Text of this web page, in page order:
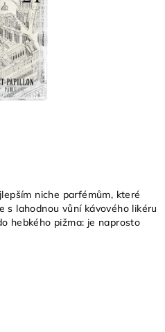
niche parfémům, které
s lahodnou vůní kávového likéru
hebkého pižma: je naprosto